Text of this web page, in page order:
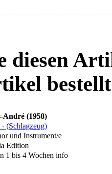
diesen
André (1958)
(Schlagzeug)
und Instrument/e
Edition
1 bis 4 Wochen info